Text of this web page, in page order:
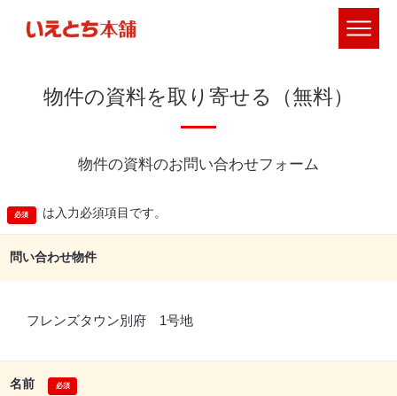
物件の資料を取り寄せる（無料）
物件の資料のお問い合わせフォーム
は入力必須項目です。
問い合わせ物件
フレンズタウン別府 1号地
名前